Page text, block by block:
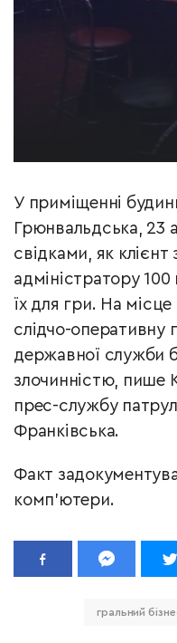
У приміщенні
Грюнвальдська, 23
свідками, як клієнт
адміністратору
їх для гри. На місце
слідчо-оперативну
державної служби
злочинністю, пише
прес-службу
Франківська.
Факт
комп'ютери.
гральний